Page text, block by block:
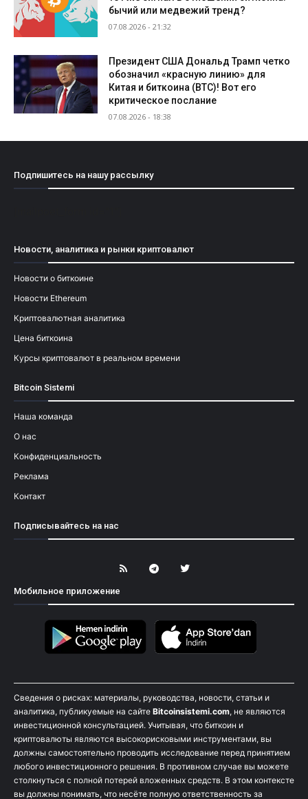
бычий или медвежий тренд?
07.08.2026 - 21:32
Президент США Дональд Трамп четко
обозначил «красную линию» для
Китая и биткоина (BTC)! Вот его
критическое послание
07.08.2026 - 18:38
Подпишитесь на нашу рассылку
Новости, аналитика и рынки криптовалют
Новости о биткоине
Новости Ethereum
Криптовалютная аналитика
Цена биткоина
Курсы криптовалют в реальном времени
Bitcoin Sistemi
Наша команда
О нас
Конфиденциальность
Реклама
Контакт
Подписывайтесь на нас
Мобильное приложение
Сведения о рисках: материалы, руководства, новости, статьи и
аналитика, публикуемые на сайте Bitcoinsistemi.com, не являются
инвестиционной консультацией. Учитывая, что биткоин и
криптовалюты являются высокорисковыми инструментами, вы
должны самостоятельно проводить исследование перед принятием
любого инвестиционного решения. В противном случае вы можете
столкнуться с полной потерей вложенных средств. В этом контексте
вы должны понимать, что несёте полную ответственность за